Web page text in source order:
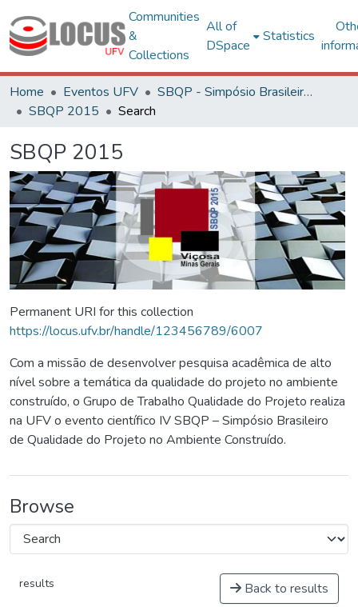
Communities
&
Collections
All of
DSpace
Statistics
Home Eventos UFV
SBQP - Simpósio Brasileiro de Qualidade do Projeto no Ambiente Construído
SBQP 2015
Search
SBQP 2015
Permanent URI for this collection
https://locus.ufv.br/handle/123456789/6007
Com a missão de desenvolver pesquisa acadêmica de alto
nível sobre a temática da qualidade do projeto no ambiente
construído, o Grupo de Trabalho Qualidade do Projeto realiza
na UFV o evento científico IV SBQP – Simpósio Brasileiro
de Qualidade do Projeto no Ambiente Construído.
Browse
results Back to results